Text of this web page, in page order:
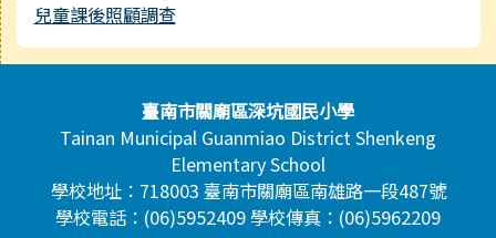
兒童課後照顧調查
頁尾區域內容臺南市關廟區深坑國民小學
Tainan Municipal Guanmiao District Shenkeng
Elementary School
學校地址：718003 臺南市關廟區南雄路一段487號
學校電話：(06)5952409 學校傳真：(06)5962209